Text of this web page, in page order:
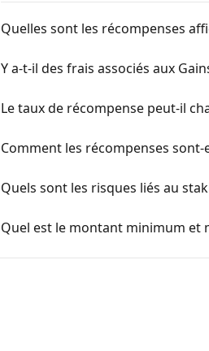
Quelles sont les récompenses
Y a-t-il des frais associés aux
Le taux de récompense peut-il
Comment les récompenses sont-
Quels sont les risques liés au
Quel est le montant minimum et